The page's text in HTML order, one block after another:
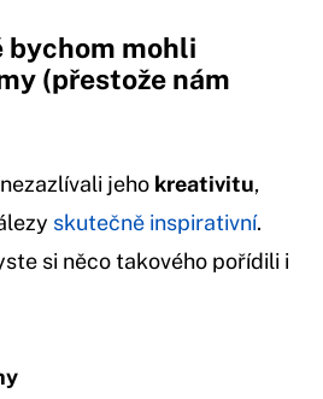
bychom mohli
(přestože nám
jeho kreativitu,
skutečně inspirativní.
si něco takového pořídili i